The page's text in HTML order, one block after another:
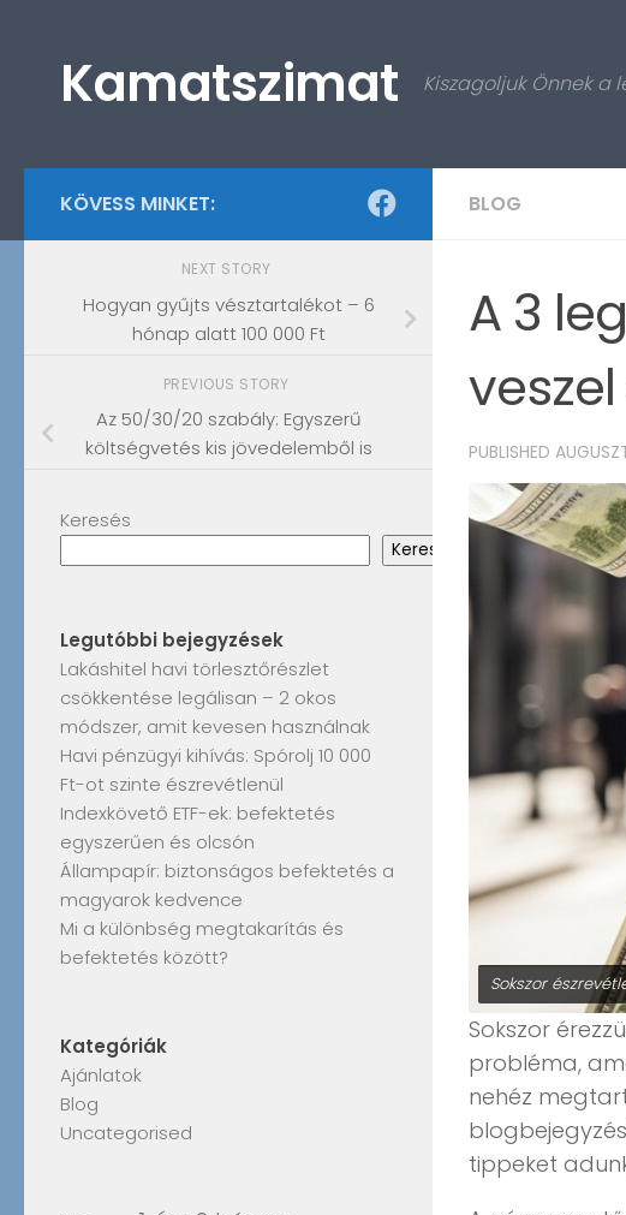
Kamatszimat Kiszagoljuk Önnek
BLOG
A 3
PUBLISHED
Sokszor
Sokszor
probléma,
nehéz
tippeket
KÖVESS MINKET:
NEXT STORY
Hogyan gyűjts vésztartalékot – 6
hónap alatt 100 000 Ft
PREVIOUS STORY
Az 50/30/20 szabály: Egyszerű
költségvetés kis jövedelemből is
Keresés
Keresés
Legutóbbi bejegyzések
Lakáshitel havi törlesztőrészlet
csökkentése legálisan – 2 okos
módszer, amit kevesen használnak
Havi pénzügyi kihívás: Spórolj 10 000
Ft-ot szinte észrevétlenül
Indexkövető ETF-ek: befektetés
egyszerűen és olcsón
Állampapír: biztonságos befektetés a
magyarok kedvence
Mi a különbség megtakarítás és
befektetés között?
Kategóriák
Ajánlatok
Blog
Uncategorised